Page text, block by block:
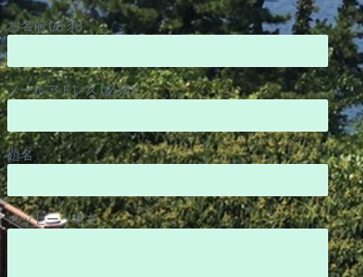
お名前 (必須)
メールアドレス (必須)
題名
メッセージ本文